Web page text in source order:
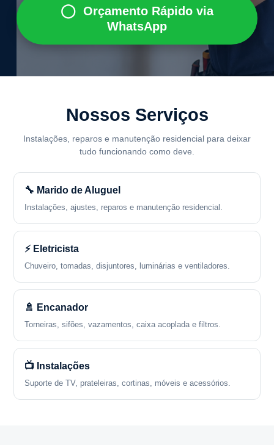
◯ Orçamento Rápido via
WhatsApp
Nossos Serviços
Instalações, reparos e manutenção residencial para deixar
tudo funcionando como deve.
🔧 Marido de Aluguel
Instalações, ajustes, reparos e manutenção residencial.
⚡ Eletricista
Chuveiro, tomadas, disjuntores, luminárias e ventiladores.
🚿 Encanador
Torneiras, sifões, vazamentos, caixa acoplada e filtros.
📺 Instalações
Suporte de TV, prateleiras, cortinas, móveis e acessórios.